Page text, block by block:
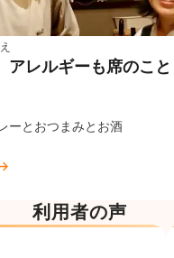
アレルギーも席のこ
ーとおつまみとお酒
利用者の声